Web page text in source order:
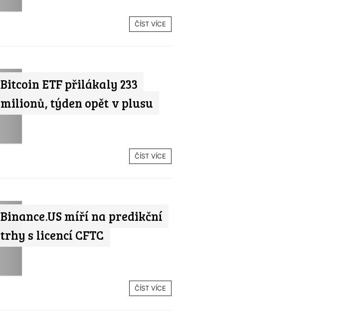
ČÍST VÍCE
Bitcoin ETF přilákaly 233
milionů, týden opět v plusu
ČÍST VÍCE
Binance.US míří na predikční
trhy s licencí CFTC
ČÍST VÍCE